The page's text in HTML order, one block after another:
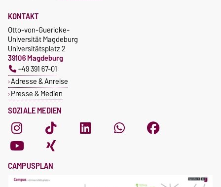
SOZIALE MEDIEN
KONTAKT
Otto-von-Guericke-
Universität Magdeburg
Universitätsplatz 2
39106 Magdeburg
+49 391 67-01
Adresse & Anreise
Presse & Medien
CAMPUSPLAN